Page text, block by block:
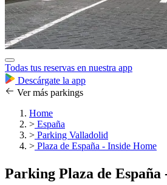
Todas tus reservas en nuestra app
Descárgate la app
Ver más parkings
Home
> España
> Parking Valladolid
> Plaza de España - Inside Home
Parking Plaza de España